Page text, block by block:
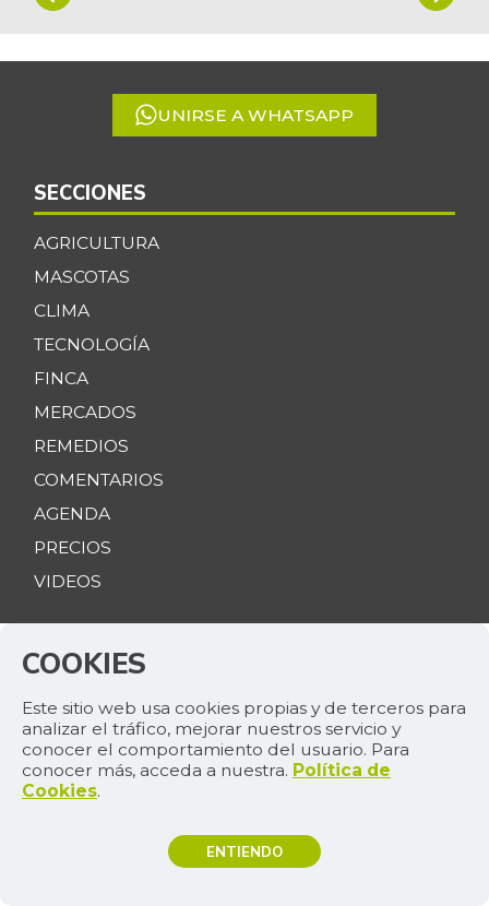
5
UNIRSE A WHATSAPP
SECCIONES
AGRICULTURA
MASCOTAS
CLIMA
TECNOLOGÍA
FINCA
MERCADOS
REMEDIOS
COMENTARIOS
AGENDA
PRECIOS
VIDEOS
NUESTROS PRODUCTOS
CONTÁCTENOS
AVISO DE PRIVACIDAD
TÉRMINOS Y CONDICIONES
POLÍTICA DE TRATAMIENTO DE INFORMACIÓN
COOKIES
Este sitio web usa cookies propias y de terceros para
analizar el tráfico, mejorar nuestros servicio y
conocer el comportamiento del usuario. Para
conocer más, acceda a nuestra. Política de
Cookies.
ENTIENDO